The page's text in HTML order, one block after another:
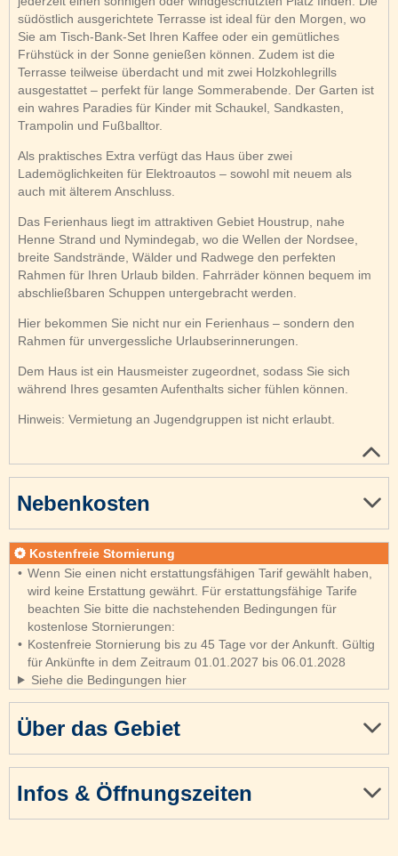
südöstlich ausgerichtete Terrasse ist ideal für den Morgen, wo
Sie am Tisch-Bank-Set Ihren Kaffee oder ein gemütliches
Frühstück in der Sonne genießen können. Zudem ist die
Terrasse teilweise überdacht und mit zwei Holzkohlegrills
ausgestattet – perfekt für lange Sommerabende. Der Garten ist
ein wahres Paradies für Kinder mit Schaukel, Sandkasten,
Trampolin und Fußballtor.
Als praktisches Extra verfügt das Haus über zwei
Lademöglichkeiten für Elektroautos – sowohl mit neuem als
auch mit älterem Anschluss.
Das Ferienhaus liegt im attraktiven Gebiet Houstrup, nahe
Henne Strand und Nymindegab, wo die Wellen der Nordsee,
breite Sandstrände, Wälder und Radwege den perfekten
Rahmen für Ihren Urlaub bilden. Fahrräder können bequem im
abschließbaren Schuppen untergebracht werden.
Hier bekommen Sie nicht nur ein Ferienhaus – sondern den
Rahmen für unvergessliche Urlaubserinnerungen.
Dem Haus ist ein Hausmeister zugeordnet, sodass Sie sich
während Ihres gesamten Aufenthalts sicher fühlen können.
Hinweis: Vermietung an Jugendgruppen ist nicht erlaubt.
Über das Gebiet
Infos & Öffnungszeiten
Nebenkosten
Kostenfreie Stornierung
Wenn Sie einen nicht erstattungsfähigen Tarif gewählt haben,
wird keine Erstattung gewährt. Für erstattungsfähige Tarife
beachten Sie bitte die nachstehenden Bedingungen für
kostenlose Stornierungen:
Kostenfreie Stornierung bis zu 45 Tage vor der Ankunft. Gültig
für Ankünfte in dem Zeitraum 01.01.2027 bis 06.01.2028
Siehe die Bedingungen hier